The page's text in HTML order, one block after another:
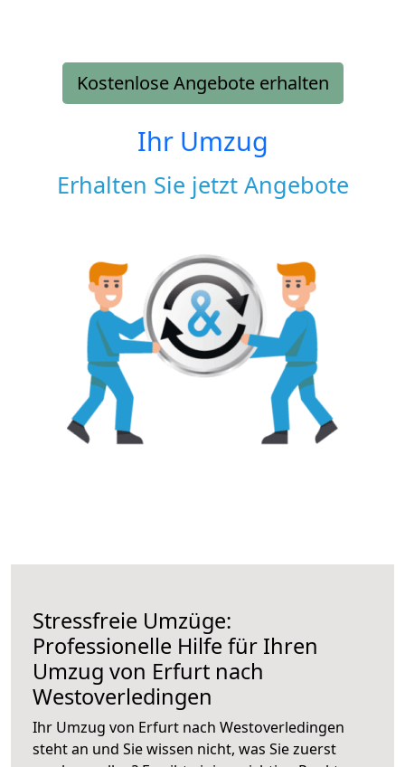
Kostenlose Angebote erhalten
Ihr Umzug
Erhalten Sie jetzt Angebote
Stressfreie Umzüge:
Professionelle Hilfe für Ihren
Umzug von Erfurt nach
Westoverledingen
Ihr Umzug von Erfurt nach Westoverledingen
steht an und Sie wissen nicht, was Sie zuerst